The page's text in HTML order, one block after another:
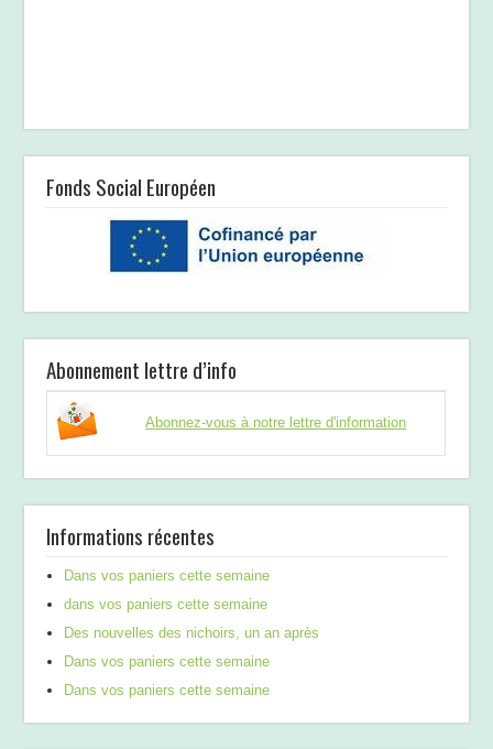
Fonds Social Européen
Abonnement lettre d’info
Abonnez-vous à notre lettre d'information
Informations récentes
Dans vos paniers cette semaine
dans vos paniers cette semaine
Des nouvelles des nichoirs, un an après
Dans vos paniers cette semaine
Dans vos paniers cette semaine